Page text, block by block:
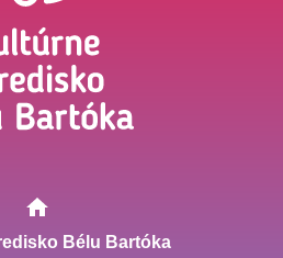
Bélu Bartóka